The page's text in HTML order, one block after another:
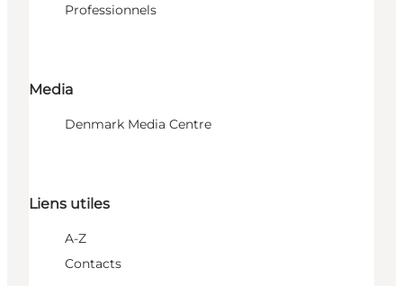
Professionnels
Media
Denmark Media Centre
Liens utiles
A-Z
Contacts